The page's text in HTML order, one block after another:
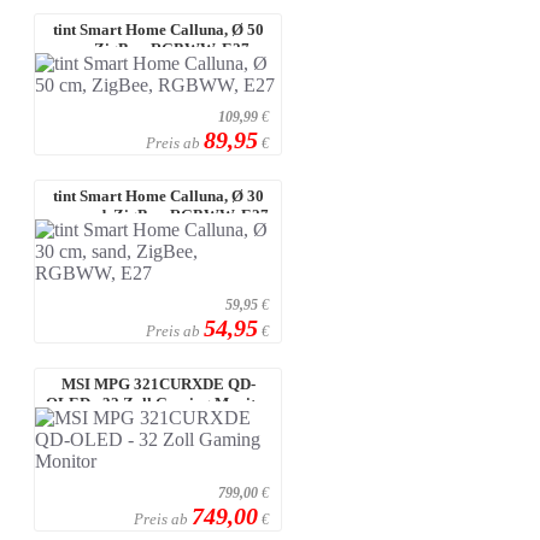
tint Smart Home Calluna, Ø 50
cm, ZigBee, RGBWW, E27
109,99 €
Preis ab 89,95 €
tint Smart Home Calluna, Ø 30
cm, sand, ZigBee, RGBWW, E27
59,95 €
Preis ab 54,95 €
MSI MPG 321CURXDE QD-
OLED - 32 Zoll Gaming Monitor
799,00 €
Preis ab 749,00 €